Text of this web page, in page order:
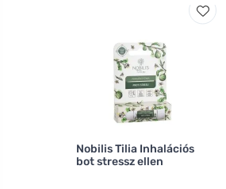
Nobilis Tilia Inhalációs
bot stressz ellen